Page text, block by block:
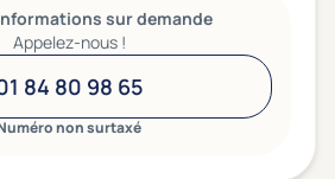
sur demande
Appelez-nous !
84 80 98 65
non surtaxé